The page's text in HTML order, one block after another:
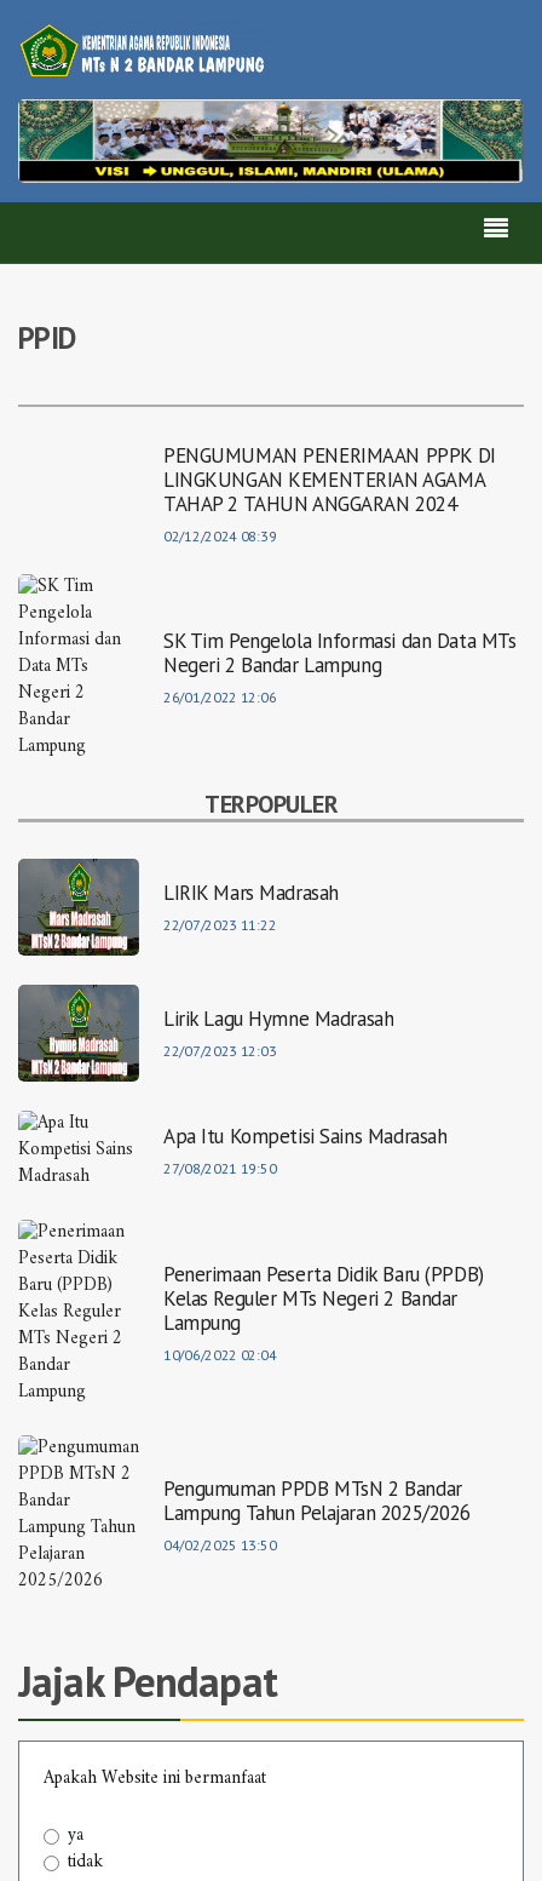
PPID
PENGUMUMAN PENERIMAAN PPPK DI
LINGKUNGAN KEMENTERIAN AGAMA
TAHAP 2 TAHUN ANGGARAN 2024
02/12/2024 08:39
SK Tim Pengelola Informasi dan Data MTs
Negeri 2 Bandar Lampung
26/01/2022 12:06
TERPOPULER
LIRIK Mars Madrasah
22/07/2023 11:22
Lirik Lagu Hymne Madrasah
22/07/2023 12:03
Apa Itu Kompetisi Sains Madrasah
27/08/2021 19:50
Penerimaan Peserta Didik Baru (PPDB)
Kelas Reguler MTs Negeri 2 Bandar
Lampung
10/06/2022 02:04
Pengumuman PPDB MTsN 2 Bandar
Lampung Tahun Pelajaran 2025/2026
04/02/2025 13:50
Jajak Pendapat
Apakah Website ini bermanfaat
ya
tidak